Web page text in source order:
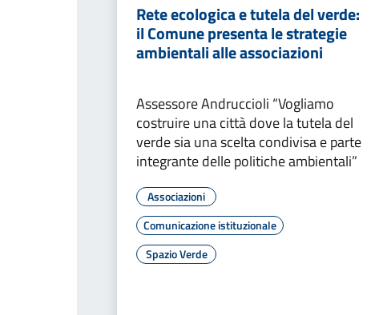
Rete ecologica e tutela del verde:
il Comune presenta le strategie
ambientali alle associazioni
Assessore Andruccioli “Vogliamo
costruire una città dove la tutela del
verde sia una scelta condivisa e parte
integrante delle politiche ambientali”
Associazioni
Comunicazione istituzionale
Spazio Verde